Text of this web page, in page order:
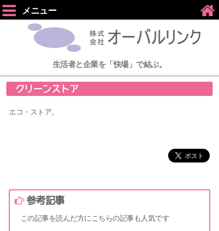
メニュー
生活者と企業を「快場」で結ぶ。
クリーンストア
エコ・ストア。
参考記事
この記事を読んだ方にこちらの記事も人気です